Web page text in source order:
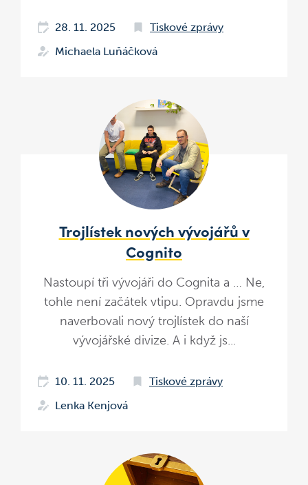
28. 11. 2025
Tiskové zprávy
Michaela Luňáčková
Trojlístek nových vývojářů v
Cognito
Nastoupí tři vývojáři do Cognita a … Ne,
tohle není začátek vtipu. Opravdu jsme
naverbovali nový trojlístek do naší
vývojářské divize. A i když js...
10. 11. 2025
Tiskové zprávy
Lenka Kenjová